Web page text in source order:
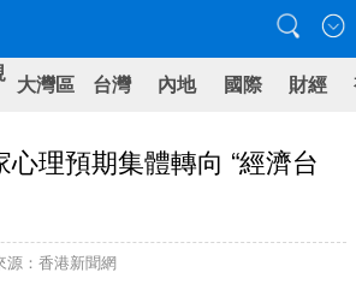
大灣區 台灣 內地 國際 財經
理預期集體轉向 “經濟台
源：香港新聞網